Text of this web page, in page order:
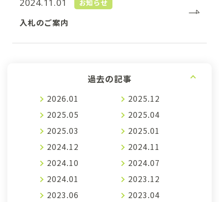
2024.11.01 お知らせ
入札のご案内
過去の記事
2026.01
2025.12
2025.05
2025.04
2025.03
2025.01
2024.12
2024.11
2024.10
2024.07
2024.01
2023.12
2023.06
2023.04